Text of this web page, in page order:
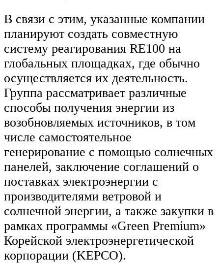
В связи с этим, указанные компании
планируют создать совместную
систему реагирования RE100 на
глобальных площадках, где обычно
осуществляется их деятельность.
Группа рассматривает различные
способы получения энергии из
возобновляемых источников, в том
числе самостоятельное
генерирование с помощью солнечных
панелей, заключение соглашений о
поставках электроэнергии с
производителями ветровой и
солнечной энергии, а также закупки в
рамках программы «Green Premium»
Корейской электроэнергетической
корпорации (KEPCO).